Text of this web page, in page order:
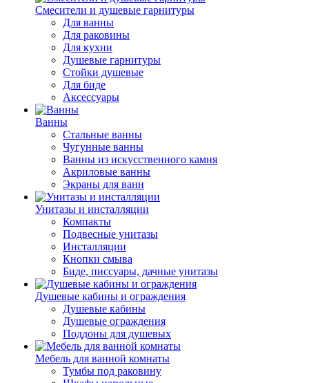
Смесители и душевые гарнитуры
Для ванны
Для раковины
Для кухни
Душевые гарнитуры
Стойки душевые
Для биде
Аксессуары
Ванны
Стальные ванны
Чугунные ванны
Ванны из искусственного камня
Акриловые ванны
Экраны для ванн
Унитазы и инсталляции
Компакты
Подвесные унитазы
Инсталляции
Кнопки смыва
Биде, писсуары, дачные унитазы
Душевые кабины и ограждения
Душевые кабины
Душевые ограждения
Поддоны для душевых
Мебель для ванной комнаты
Тумбы под раковину